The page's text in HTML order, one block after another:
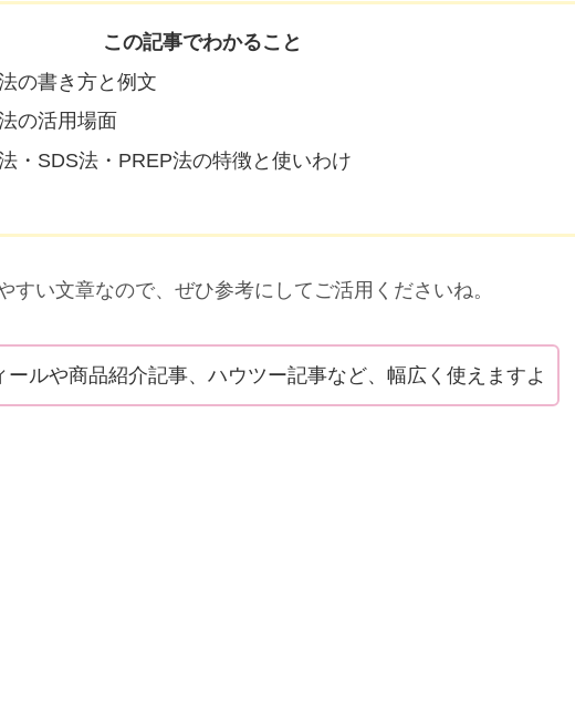
この記事でわかること
の書き方と例文
の活用場面
・SDS法・PREP法の特徴と使いわけ
すい文章なので、ぜひ参考にしてご活用くださいね。
ールや商品紹介記事、ハウツー記事など、幅広く使えますよ